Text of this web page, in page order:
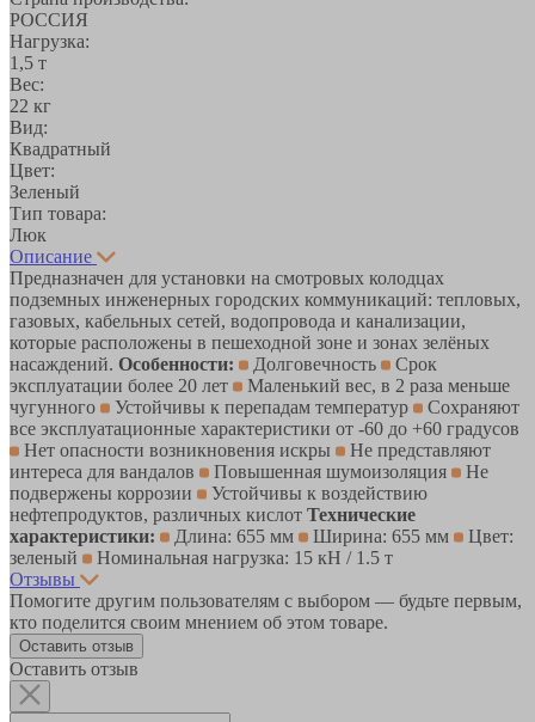
РОССИЯ
Нагрузка:
1,5 т
Вес:
22 кг
Вид:
Квадратный
Цвет:
Зеленый
Тип товара:
Люк
Описание
Предназначен для установки на смотровых колодцах
подземных инженерных городских коммуникаций: тепловых,
газовых, кабельных сетей, водопровода и канализации,
которые расположены в пешеходной зоне и зонах зелёных
насаждений. Особенности: Долговечность
Срок
эксплуатации более 20 лет
Маленький вес, в 2 раза меньше
чугунного
Устойчивы к перепадам температур
Сохраняют
все эксплуатационные характеристики от -60 до +60 градусов
Нет опасности возникновения искры
Не представляют
интереса для вандалов
Повышенная шумоизоляция
Не
подвержены коррозии
Устойчивы к воздействию
нефтепродуктов, различных кислот Технические
характеристики:
Длина: 655 мм Ширина: 655 мм
Цвет:
зеленый
Номинальная нагрузка: 15 кН / 1.5 т
Отзывы
Помогите другим пользователям с выбором — будьте первым,
кто поделится своим мнением об этом товаре.
Оставить отзыв
Оставить отзыв